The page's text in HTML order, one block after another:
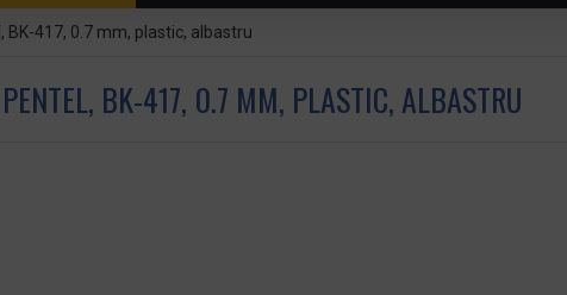
BK-417, 0.7 mm, plastic, albastru
BK-417, 0.7 MM, PLASTIC, ALBASTRU